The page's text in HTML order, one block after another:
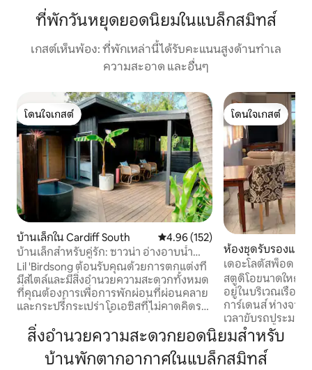
ที่พักวันหยุดยอดนิยมในแบล็กสมิทส์
เกสต์เห็นพ้อง: ที่พักเหล่านี้ได้รับคะแนนสูงด้านทำเล
ความสะอาด และอื่นๆ
โดนใจเกสต์
โดนใจเกสต์
บ้านเล็กใน Cardiff South คะแนนเฉลี่ย 4.96 จาก 5, 152 รีวิว
4.96 (152)
บ้านเล็กสำหรับคู่รัก: ซาวน่า อ่างอาบน้ำ
กลางแจ้ง และหลุมก่อไฟ
Lil 'Birdsong ต้อนรับคุณด้วยการตกแต่งที่
มีสไตล์และมีสิ่งอำนวยความสะดวกทั้งหมด
ที่คุณต้องการเพื่อการพักผ่อนที่ผ่อนคลาย
และกระปรี้กระเปร่า โอเอซิสที่ไม่คาดคิดราย
ใกล้ๆและมองเห็นวิวใบไม้จากผ้าปูที่นอน แช่
ตัวในอ่างอาบน้ำใต้แสงดาวร้องเพลงริมกอง
ไฟหรือเพลิดเพลินกับซาวน่าอินฟราเรดส่วน
โดนใจเกสต์
โดนใจเกสต์
ห้องชุดรับรองแขก
เดอะโลตัสพ็อด - เ
เอกลักษณ์พร้อมวิว
สตูดิโอขนาดใหญ่แ
อยู่ในบริเวณเรือน
การ์เดนส์ ห่างจา
เวลาขับรถประมาณ 50 นาที
อยู่ใกล้แม่น้ำฮอว์คส์
เตอร์ส เป็นสถาน
สถานที่พักผ่อนสุดโรแม
สิ่งอำนวยความสะดวกยอดนิยมสำหรับ
บ้านพักตากอากาศในแบล็กสมิทส์